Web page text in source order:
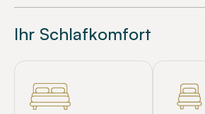
Ihr Schlafkomfort